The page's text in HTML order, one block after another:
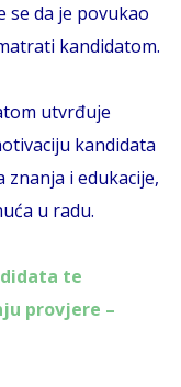
se da je povukao
kandidatom.
utvrđuje
kandidata
znanja i edukacije,
u radu.
te
provjere –